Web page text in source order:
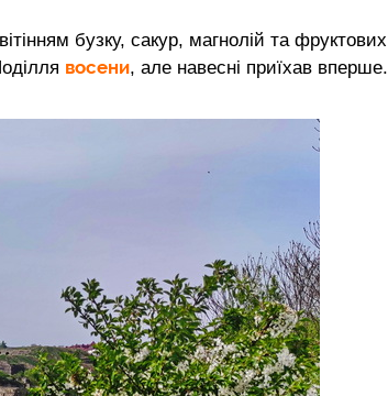
бузку, сакур, магнолій та фруктових
восени, але навесні приїхав вперше.